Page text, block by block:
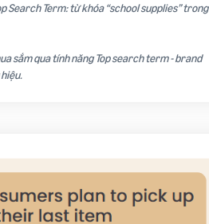
Search Term: từ khóa “school supplies” trong
sắm qua tính năng Top search term - brand